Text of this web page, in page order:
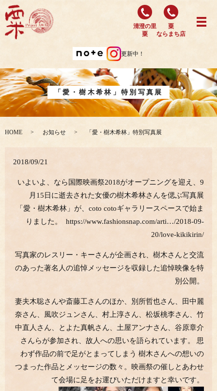
更新中！
清澄の里
粟
粟
ならまち店
「愛・樹木希林」特別写真展
HOME お知らせ 「愛・樹木希林」特別写真展
2018/09/21
いよいよ、なら国際映画祭2018がオープニングを迎え、9
月15日に逝去された女優の樹木希林さんを偲ぶ写真展
「愛・樹木希林」が、coto cotoギャラリースペースで始ま
りました。 https://www.fashionsnap.com/arti…/2018-09-
20/love-kikikirin/
写真家のレスリー・キーさんが企画され、樹木さんと交流
のあった著名人の追悼メッセージを収録した追悼映像を特
別公開。
妻夫木聡さんや斎藤工さんのほか、別所哲也さん、田中麗
奈さん、風吹ジュンさん、村上淳さん、松坂桃李さん、竹
中直人さん、とよた真帆さん、土屋アンナさん、谷原章介
さんらが参加され、故人への思いを語られています。 思
わず作品の前で足がとまってしまう 樹木さんへの想いの
つまった作品とメッセージの数々。映画祭の催しとあわせ
て会場に足をお運びいただけますと幸いです。